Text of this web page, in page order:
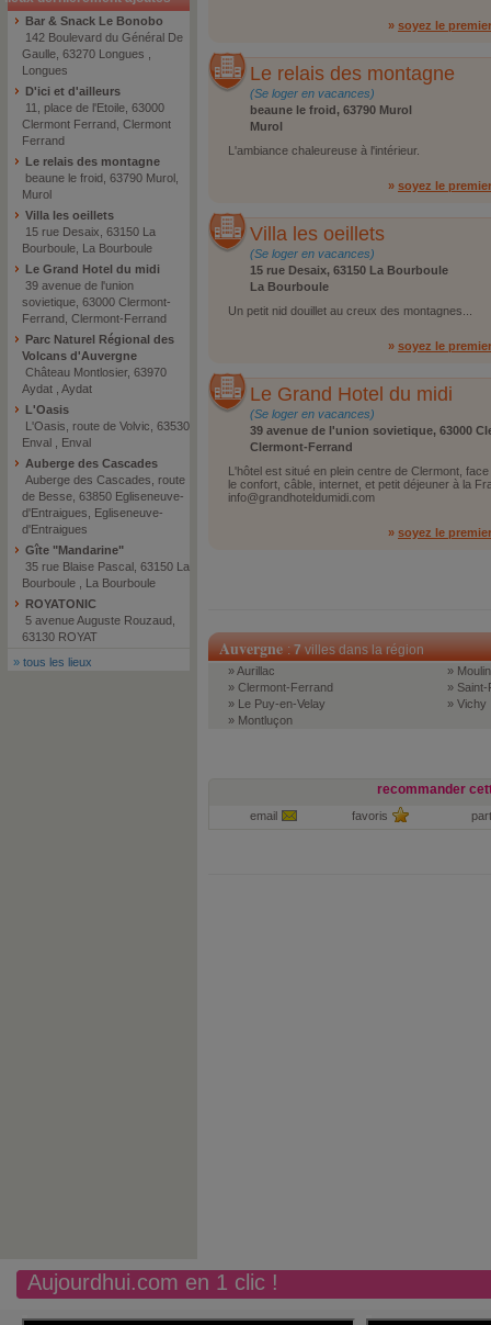
Bar & Snack Le Bonobo
142 Boulevard du Général De
Gaulle, 63270 Longues ,
Longues
D'ici et d'ailleurs
11, place de l'Etoile, 63000
Clermont Ferrand, Clermont
Ferrand
Le relais des montagne
beaune le froid, 63790 Murol,
Murol
Villa les oeillets
15 rue Desaix, 63150 La
Bourboule, La Bourboule
Le Grand Hotel du midi
39 avenue de l'union
sovietique, 63000 Clermont-
Ferrand, Clermont-Ferrand
Parc Naturel Régional des
Volcans d'Auvergne
Château Montlosier, 63970
Aydat , Aydat
L'Oasis
L'Oasis, route de Volvic, 63530
Enval , Enval
Auberge des Cascades
Auberge des Cascades, route
de Besse, 63850 Egliseneuve-
d'Entraigues, Egliseneuve-
d'Entraigues
Gîte "Mandarine"
35 rue Blaise Pascal, 63150 La
Bourboule , La Bourboule
ROYATONIC
5 avenue Auguste Rouzaud,
63130 ROYAT
» tous les lieux
» soyez le
Le relais des montagne
(Se loger en vacances)
beaune le froid, 63790 Murol
Murol
L'ambiance chaleureuse à l'intérieur.
» soyez le
Villa les oeillets
(Se loger en vacances)
15 rue Desaix, 63150 La Bourboule
La Bourboule
Un petit nid douillet au creux des montagnes...
» soyez le
Le Grand Hotel du midi
(Se loger en vacances)
39 avenue de l'union sovietique, 63000
Clermont-Ferrand
L'hôtel est situé en plein centre de Clermont,
le confort, câble, internet, et petit déjeuner à la
info@grandhoteldumidi.com
» soyez le
Auvergne:7villes dans la région
» Aurillac
» Clermont-Ferrand
» Le Puy-en-Velay
» Montluçon
»
» Saint-
» Vichy
recommander
email favoris
Aujourdhui.com en 1 clic !